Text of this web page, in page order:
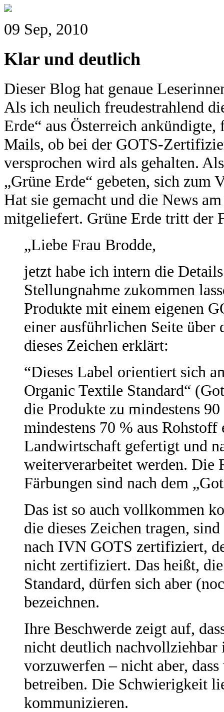
09 Sep, 2010
Klar und deutlich
Dieser Blog hat genaue
Als ich neulich freudestrahlend
Erde“ aus Österreich
Mails, ob bei der GOTS-
versprochen wird als gehalten.
„Grüne Erde“ gebeten, sich
Hat sie gemacht und die News
mitgeliefert. Grüne Erde tritt der
„Liebe Frau Brodde,
jetzt habe ich intern die
Stellungnahme zukommen
Produkte mit einem eigenen
einer ausführlichen Seite über
dieses Zeichen erklärt:
“Dieses Label orientiert sich
Organic Textile Standard“
die Produkte zu mindestens
mindestens 70 % aus
Landwirtschaft gefertigt und
weiterverarbeitet werden. Die
Färbungen sind nach dem
Das ist so auch vollkommen
die dieses Zeichen tragen,
nach IVN GOTS zertifiziert,
nicht zertifiziert. Das heißt,
Standard, dürfen sich aber
bezeichnen.
Ihre Beschwerde zeigt auf,
nicht deutlich nachvollziehbar
vorzuwerfen – nicht aber,
betreiben. Die Schwierigkeit
kommunizieren.